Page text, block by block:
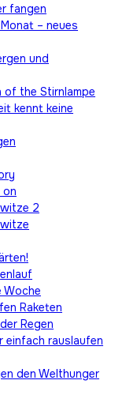
fangen
– neues
und
of the Stirnlampe
kennt keine
on
2
Woche
Raketen
Regen
einfach rauslaufen
den Welthunger